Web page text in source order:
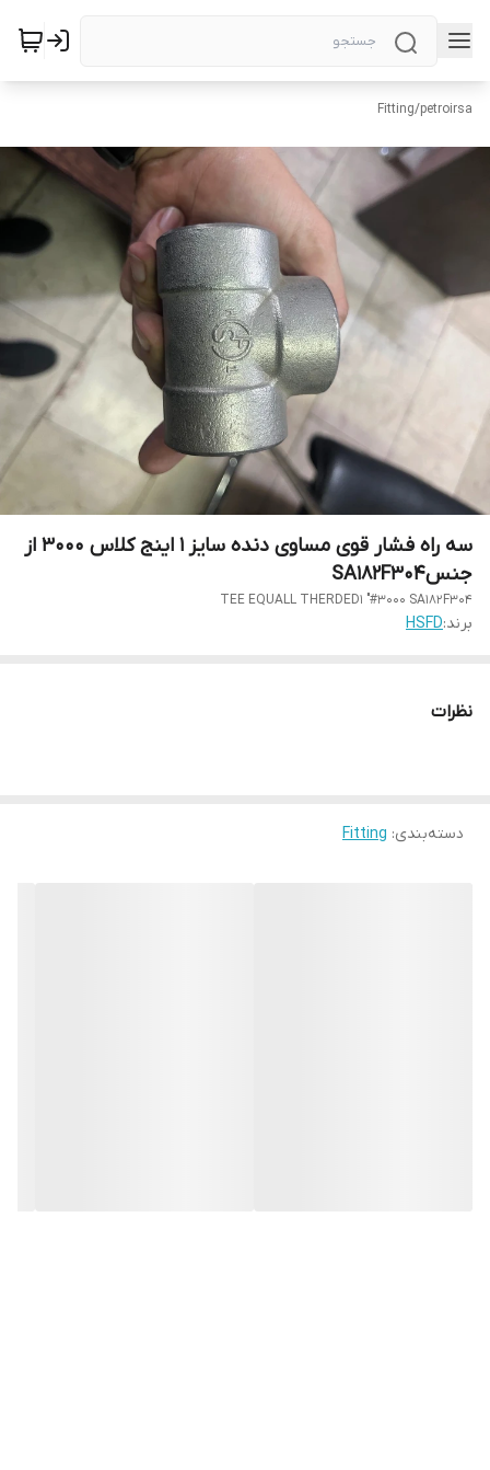
petroirsa
/
Fitting
سه راه فشار قوی مساوی دنده سایز 1 اینج کلاس 3000 از
جنسSA182F304
TEE EQUALL THERDED1 "#3000 SA182F304
برند:HSFD
نظرات
دسته‌بندی:
Fitting